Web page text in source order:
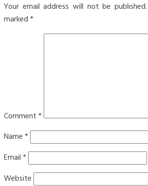
Your email address will not be published.
marked*
Comment*
Name*
Email*
Website